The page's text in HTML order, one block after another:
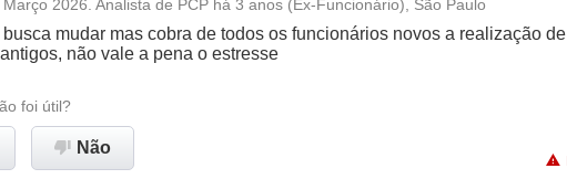
de promoção Conciliação com a vida familiar
esta
2026. Analista de PCP há 3 anos (Ex-Funcionário), São Paulo
mudar mas cobra de todos os funcionários novos a realização de
não vale a pena o estresse
foi útil?
Não